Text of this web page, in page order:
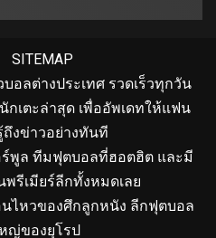
SITEMAP
อลต่างประเทศ รวดเร็วทุกวัน
เตะล่าสุด เพื่ออัพเดทให้แฟน
งข่าวอย่างทันที
พูล ทีมฟุตบอลที่ฮอตฮิต และมี
รีเมียร์ลีกทั้งหมดเลย
ไหวของศึกลูกหนัง ลีกฟุตบอล
ญ่ของยุโรป